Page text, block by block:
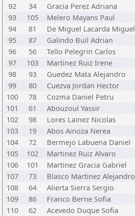
92
34 Gracia Perez Adriana
93
105 Melero Mayans Paul
94
81 De Miguel Lacarda Miguel
95
87 Galindo Buil Adrian
96
56 Tello Pelegrin Carlos
97
103 Martinez Ruiz Irene
98
93 Guedez Mata Alejandro
99
80 Cuezva Jordan Hector
100
78 Cozma Daniel Petru
101
61 Abouzoul Yassir
102
98 Lores Lainez Nicolas
103
19 Abos Ainoza Nerea
104
72 Bermejo Labuena Daniel
105
102 Martinez Ruiz Alvaro
106
101 Martinez Gracia Gabriel
107
73 Blasco Martinez Alejandro
108
64 Alierta Sierra Sergio
109
86 Franco Berne Sofia
110
62 Acevedo Duque Sofia